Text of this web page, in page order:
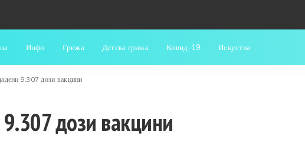
Инфо Грижа Детска грижа Ковид-19 Искуства
9.307 дози вакцини
дози вакцини